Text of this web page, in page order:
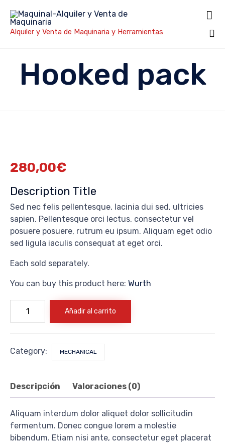
Alquiler y Venta de Maquinaria y Herramientas

Hooked pack
280,00€
Description Title
Sed nec felis pellentesque, lacinia dui sed, ultricies
sapien. Pellentesque orci lectus, consectetur vel
posuere posuere, rutrum eu ipsum. Aliquam eget odio
sed ligula iaculis consequat at eget orci.
Each sold separately.
You can buy this product here: Wurth
cantidad
Añadir al carrito
Category: MECHANICAL
Descripción Valoraciones (0)
Aliquam interdum dolor aliquet dolor sollicitudin
fermentum. Donec congue lorem a molestie
bibendum. Etiam nisi ante, consectetur eget placerat